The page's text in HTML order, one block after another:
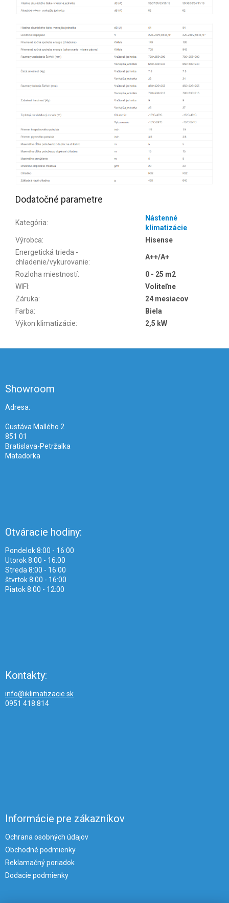
Dodatočné parametre
Kategória:
Nástenné
klimatizácie
Výrobca:
Hisense
Energetická trieda -
chladenie/vykurovanie:
A++/A+
Rozloha miestností:
0 - 25 m2
WIFI :
Voliteľne
Záruka:
24 mesiacov
Farba:
Biela
Výkon klimatizácie: 2,5 kW
Showroom
Adresa:
Gustáva Mallého 2
851 01
Bratislava-Petržalka
Matadorka
Otváracie hodiny:
Pondelok 8:00 - 16:00
Utorok 8:00 - 16:00
Streda 8:00 - 16:00
štvrtok 8:00 - 16:00
Piatok 8:00 - 12:00
Kontakty:
info@iklimatizacie.sk
0951 418 814
Informácie pre zákazníkov
Ochrana osobných údajov
Obchodné podmienky
Reklamačný poriadok
Dodacie podmienky